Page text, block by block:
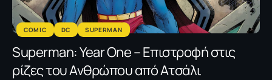
COMIC DC SUPERMAN
Superman: Year One – Επιστροφή στις
ρίζες του Ανθρώπου από Ατσάλι